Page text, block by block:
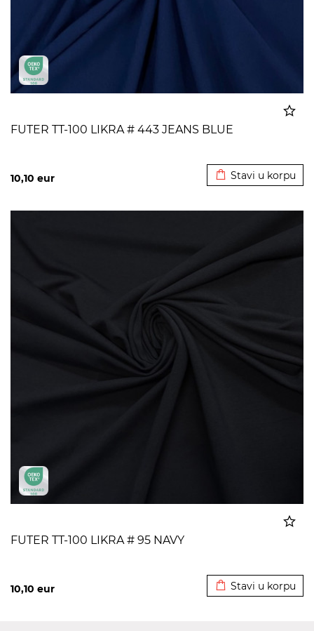
FUTER TT-100 LIKRA # 443 JEANS BLUE
10,10 eur Stavi u korpu
FUTER TT-100 LIKRA # 95 NAVY
10,10 eur Stavi u korpu